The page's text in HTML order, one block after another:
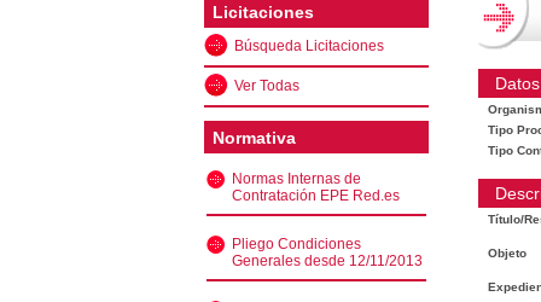
Licitaciones
Búsqueda Licitaciones
Ver Todas
Normativa
Normas Internas de
Contratación EPE Red.es
Pliego Condiciones
Generales desde 12/11/2013
Tipo
Tipo
Título/
Objeto